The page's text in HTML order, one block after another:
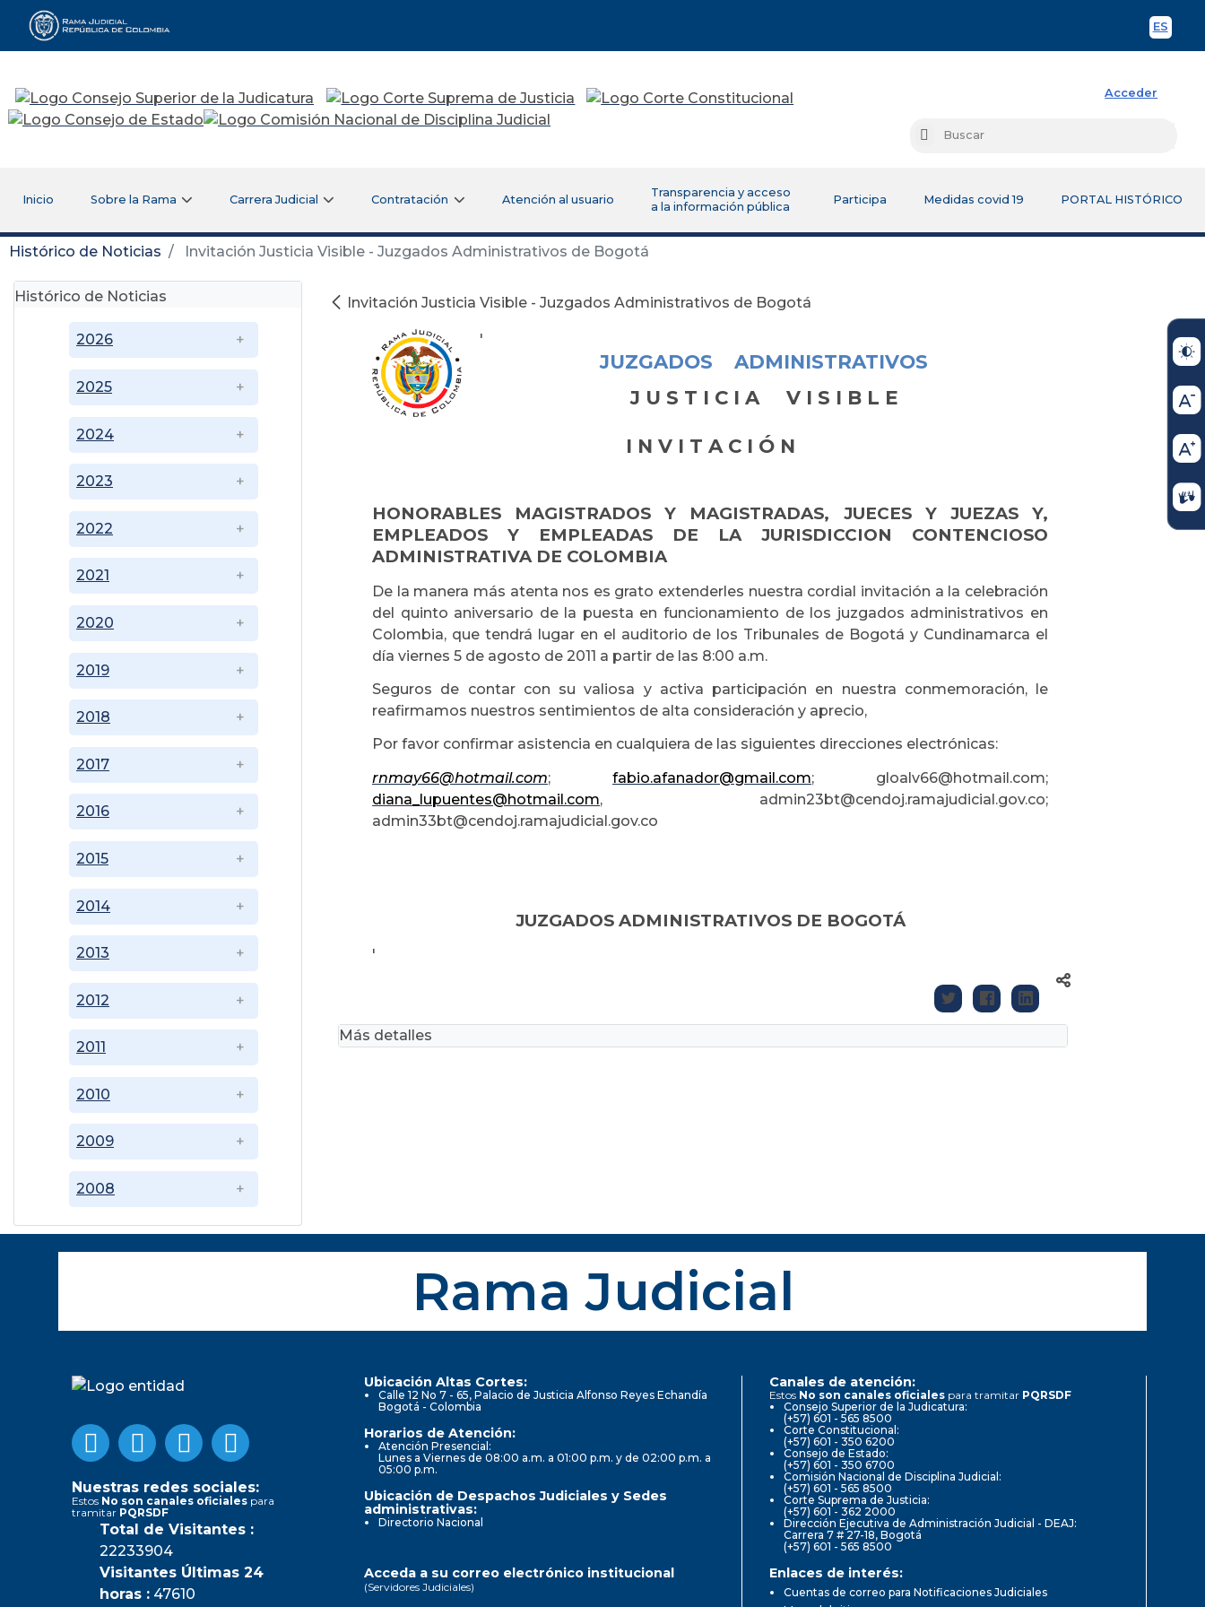
ES
Rama Judicial
Acceder
Buscar
Inicio Sobre la Rama Carrera Judicial Contratación Atención al usuario
Transparencia y acceso
a la información pública
Participa Medidas covid 19 PORTAL HISTÓRICO
Histórico de Noticias Invitación Justicia Visible - Juzgados Administrativos de Bogotá
Histórico de Noticias
2008
2009
2010
2011
2012
2013
2014
2015
2016
2017
2018
2019
2020
2021
2022
2023
2024
2025
2026
Invitación Justicia Visible - Juzgados Administrativos de Bogotá
'
JUZGADOS ADMINISTRATIVOS
J U S T I C I A V I S I B L E
I N V I T A C I Ó N
HONORABLES MAGISTRADOS Y MAGISTRADAS, JUECES Y JUEZAS Y,
EMPLEADOS Y EMPLEADAS DE LA JURISDICCION CONTENCIOSO
ADMINISTRATIVA DE COLOMBIA
De la manera más atenta nos es grato extenderles nuestra cordial invitación a la celebración
del quinto aniversario de la puesta en funcionamiento de los juzgados administrativos en
Colombia, que tendrá lugar en el auditorio de los Tribunales de Bogotá y Cundinamarca el
día viernes 5 de agosto de 2011 a partir de las 8:00 a.m.
Seguros de contar con su valiosa y activa participación en nuestra conmemoración, le
reafirmamos nuestros sentimientos de alta consideración y aprecio,
Por favor confirmar asistencia en cualquiera de las siguientes direcciones electrónicas:
rnmay66@hotmail.com; fabio.afanador@gmail.com; gloalv66@hotmail.com;
diana_lupuentes@hotmail.com, admin23bt@cendoj.ramajudicial.gov.co;
admin33bt@cendoj.ramajudicial.gov.co
JUZGADOS ADMINISTRATIVOS DE BOGOTÁ
'
Más detalles
Rama Judicial
Nuestras redes sociales:
Estos No son canales oficiales para
tramitar PQRSDF
Total de Visitantes :
22233904
Visitantes Últimas 24
horas : 47610
Ubicación Altas Cortes:
Calle 12 No 7 - 65, Palacio de Justicia Alfonso Reyes Echandía
Bogotá - Colombia
Horarios de Atención:
Atención Presencial:
Lunes a Viernes de 08:00 a.m. a 01:00 p.m. y de 02:00 p.m. a
05:00 p.m.
Ubicación de Despachos Judiciales y Sedes
administrativas:
Directorio Nacional
Canales de atención:
Estos No son canales oficiales para tramitar PQRSDF
Consejo Superior de la Judicatura:
(+57) 601 - 565 8500
Corte Constitucional:
(+57) 601 - 350 6200
Consejo de Estado:
(+57) 601 - 350 6700
Comisión Nacional de Disciplina Judicial:
(+57) 601 - 565 8500
Corte Suprema de Justicia:
(+57) 601 - 362 2000
Dirección Ejecutiva de Administración Judicial - DEAJ:
Carrera 7 # 27-18, Bogotá
(+57) 601 - 565 8500
Acceda a su correo electrónico institucional
(Servidores Judiciales)
Enlaces de interés:
Cuentas de correo para Notificaciones Judiciales